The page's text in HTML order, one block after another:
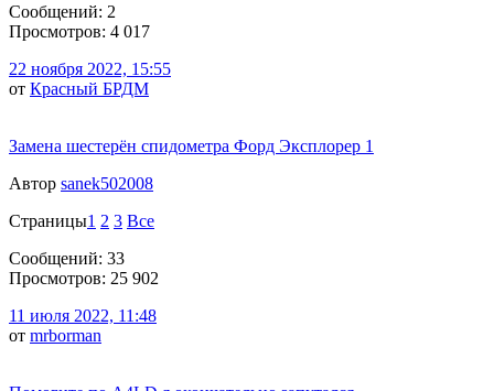
Сообщений: 2
Просмотров: 4 017
22 ноября 2022, 15:55
от Красный БРДМ
Замена шестерён спидометра Форд Эксплорер 1
Автор sanek502008
Страницы1 2 3 Все
Сообщений: 33
Просмотров: 25 902
11 июля 2022, 11:48
от mrborman